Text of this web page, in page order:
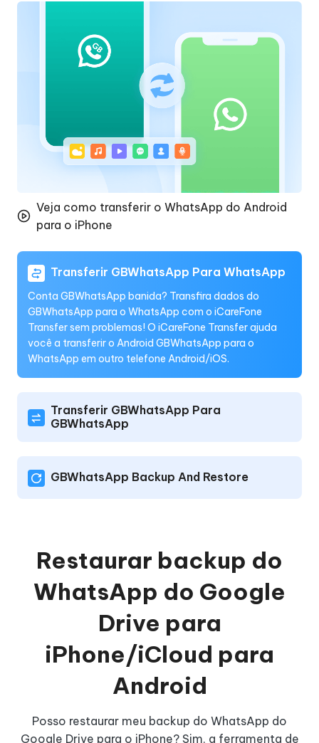
Transferir GBWhatsApp Para WhatsApp
Conta GBWhatsApp banida? Transfira dados do
GBWhatsApp para o WhatsApp com o iCareFone
Transfer sem problemas! O iCareFone Transfer ajuda
você a transferir o Android GBWhatsApp para o
WhatsApp em outro telefone Android/iOS.
Transferir GBWhatsApp Para
GBWhatsApp
GBWhatsApp Backup And Restore
Veja como transferir o WhatsApp do Android
para o iPhone
Restaurar backup do
WhatsApp do Google
Drive para
iPhone/iCloud para
Android
Posso restaurar meu backup do WhatsApp do
Google Drive para o iPhone? Sim, a ferramenta de